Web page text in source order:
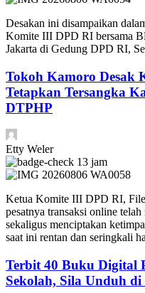
​Desakan ini disampaikan
Komite III DPD RI bersama
Jakarta di Gedung DPD RI,
Tokoh Kamoro Desak
Tetapkan Tersangka
DTPHP
Etty Weler
13 jam
​Ketua Komite III DPD RI,
pesatnya transaksi online
sekaligus menciptakan
saat ini rentan dan seringkali
Terbit 40 Buku Digital
Sekolah, Sila Unduh